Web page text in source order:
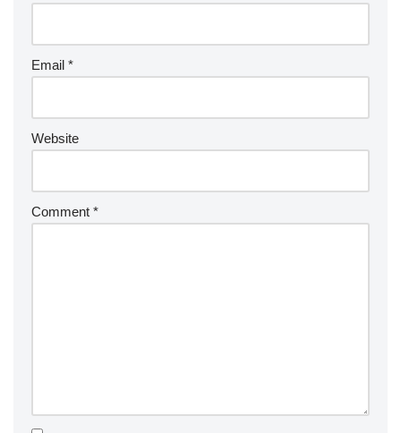
Email *
Website
Comment *